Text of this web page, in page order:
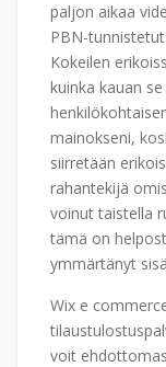
paljon aikaa
PBN-
Kokeilen
kuinka kauan
mainokseni,
siirretään
rahantekijä
voinut taistella
tämä on
ymmärtänyt
Wix e
voit